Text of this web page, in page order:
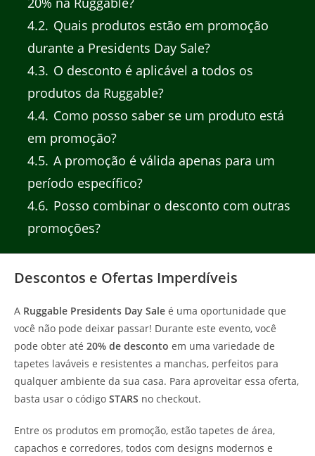
4.2 Quais produtos estão em promoção
durante a Presidents Day Sale?
4.3 O desconto é aplicável a todos os
produtos da Ruggable?
4.4 Como posso saber se um produto está
em promoção?
4.5 A promoção é válida apenas para um
período específico?
4.6 Posso combinar o desconto com outras
promoções?
Descontos e Ofertas Imperdíveis
A Ruggable Presidents Day Sale é uma oportunidade que
você não pode deixar passar! Durante este evento, você
pode obter até 20% de desconto em uma variedade de
tapetes laváveis e resistentes a manchas, perfeitos para
qualquer ambiente da sua casa. Para aproveitar essa oferta,
basta usar o código STARS no checkout.
Entre os produtos em promoção, estão tapetes de área,
capachos e corredores, todos com designs modernos e